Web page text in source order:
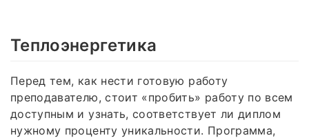
Теплоэнергетика
Перед тем, как нести готовую работу
преподавателю, стоит «пробить» работу по всем
доступным и узнать, соответствует ли диплом
нужному проценту уникальности. Программа,